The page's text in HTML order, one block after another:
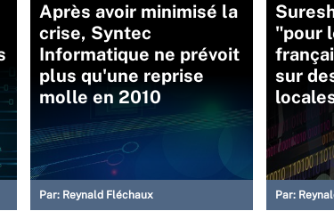
Après avoir minimisé la
crise, Syntec
Informatique ne prévoit
plus qu'une reprise
molle en 2010
Par: Reynald Fléchaux
"pour
sur
Par: